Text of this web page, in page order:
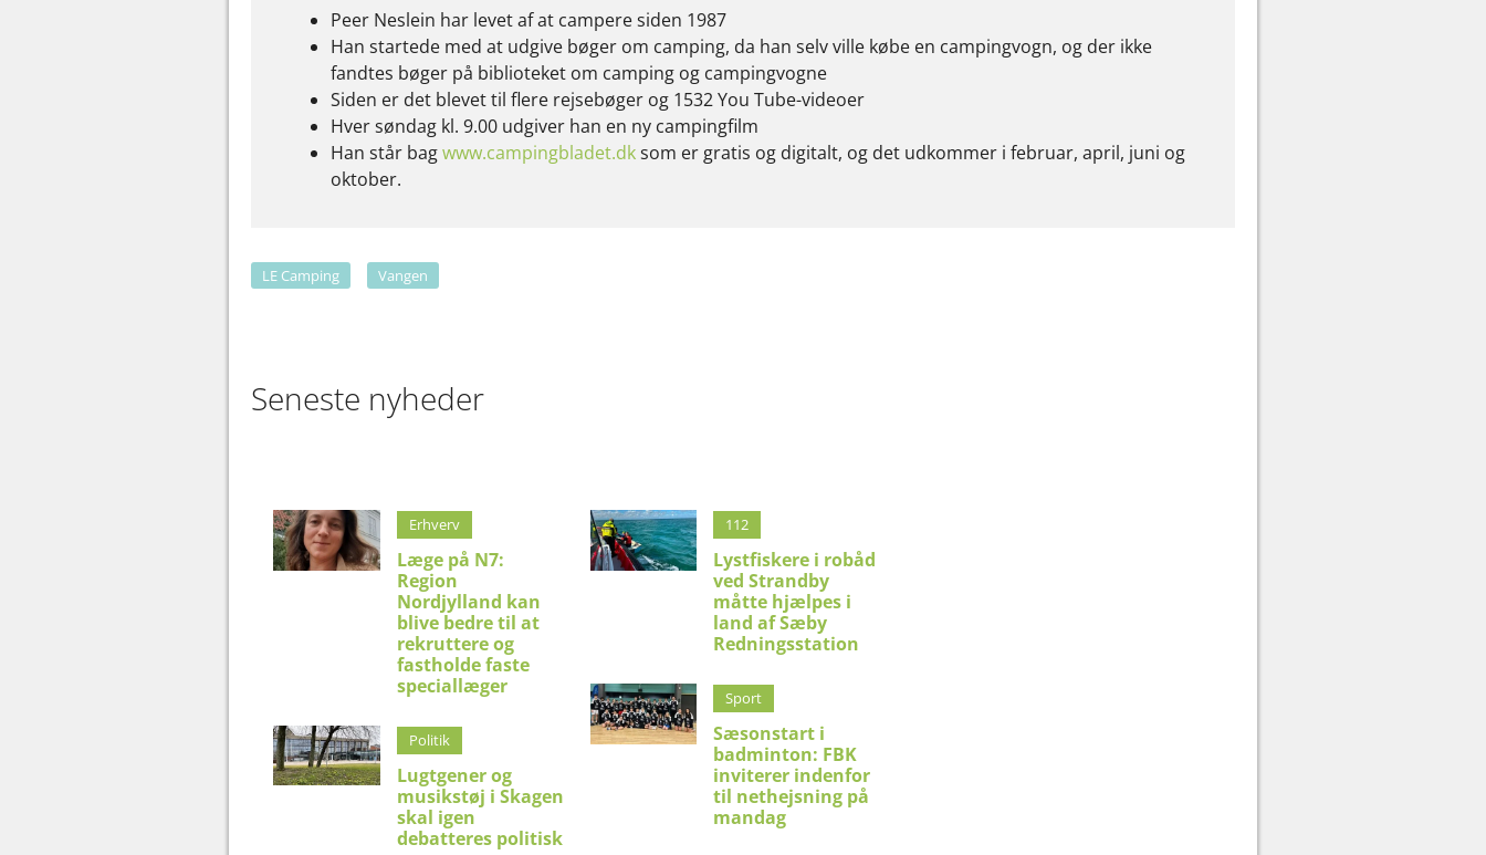
Peer Neslein har levet af at campere siden 1987
Han startede med at udgive bøger om camping, da han selv ville købe en campingvogn, og der ikke
fandtes bøger på biblioteket om camping og campingvogne
Siden er det blevet til flere rejsebøger og 1532 You Tube-videoer
Hver søndag kl. 9.00 udgiver han en ny campingfilm
Han står bagwww.campingbladet.dksom er gratis og digitalt, og det udkommer i februar, april, juni og
oktober.
LE Camping Vangen
Seneste nyheder
Erhverv
Læge på N7:
Region
Nordjylland kan
blive bedre til at
rekruttere og
fastholde faste
speciallæger
Politik
Lugtgener og
musikstøj i Skagen
skal igen
debatteres politisk
112
Lystfiskere i robåd
ved Strandby
måtte hjælpes i
land af Sæby
Redningsstation
Sport
Sæsonstart i
badminton: FBK
inviterer indenfor
til nethejsning på
mandag